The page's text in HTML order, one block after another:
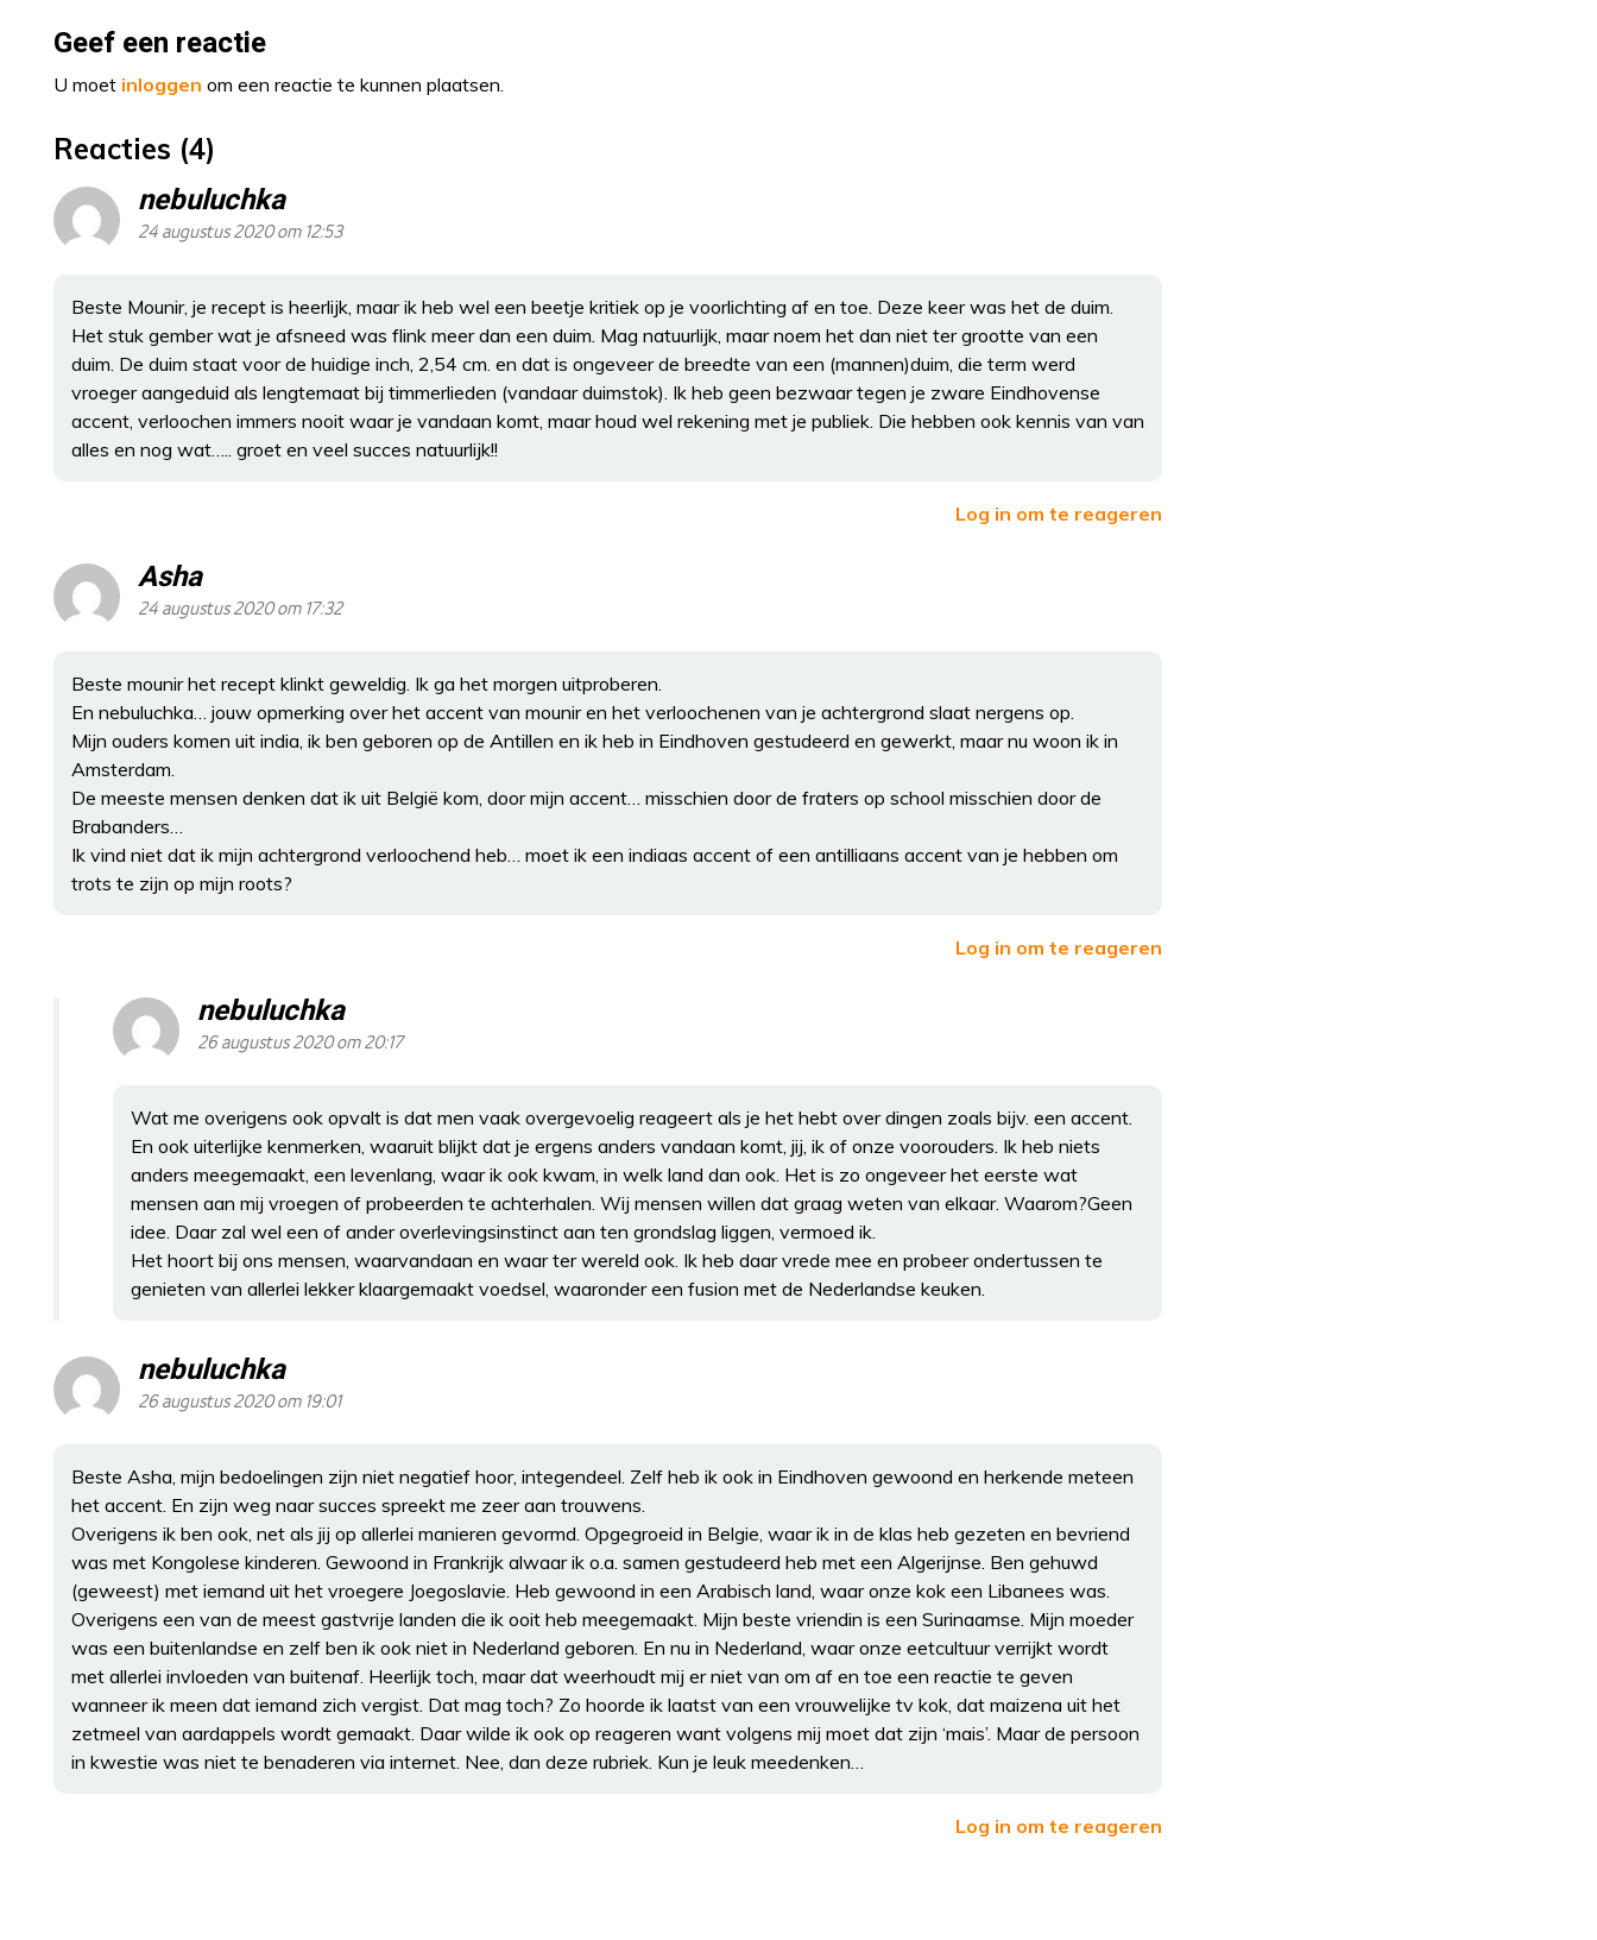
Geef een reactie
U moet inloggen om een reactie te kunnen plaatsen.
Reacties (4)
nebuluchka
24 augustus 2020 om 12:53
Beste Mounir, je recept is heerlijk, maar ik heb wel een beetje kritiek op je voorlichting af en toe. Deze keer was het de duim.
Het stuk gember wat je afsneed was flink meer dan een duim. Mag natuurlijk, maar noem het dan niet ter grootte van een
duim. De duim staat voor de huidige inch, 2,54 cm. en dat is ongeveer de breedte van een (mannen)duim, die term werd
vroeger aangeduid als lengtemaat bij timmerlieden (vandaar duimstok). Ik heb geen bezwaar tegen je zware Eindhovense
accent, verloochen immers nooit waar je vandaan komt, maar houd wel rekening met je publiek. Die hebben ook kennis van van
alles en nog wat….. groet en veel succes natuurlijk!!
Log in om te reageren
Asha
24 augustus 2020 om 17:32
Beste mounir het recept klinkt geweldig. Ik ga het morgen uitproberen.
En nebuluchka… jouw opmerking over het accent van mounir en het verloochenen van je achtergrond slaat nergens op.
Mijn ouders komen uit india, ik ben geboren op de Antillen en ik heb in Eindhoven gestudeerd en gewerkt, maar nu woon ik in
Amsterdam.
De meeste mensen denken dat ik uit België kom, door mijn accent… misschien door de fraters op school misschien door de
Brabanders…
Ik vind niet dat ik mijn achtergrond verloochend heb… moet ik een indiaas accent of een antilliaans accent van je hebben om
trots te zijn op mijn roots?
Log in om te reageren
nebuluchka
26 augustus 2020 om 20:17
Wat me overigens ook opvalt is dat men vaak overgevoelig reageert als je het hebt over dingen zoals bijv. een accent.
En ook uiterlijke kenmerken, waaruit blijkt dat je ergens anders vandaan komt, jij, ik of onze voorouders. Ik heb niets
anders meegemaakt, een levenlang, waar ik ook kwam, in welk land dan ook. Het is zo ongeveer het eerste wat
mensen aan mij vroegen of probeerden te achterhalen. Wij mensen willen dat graag weten van elkaar. Waarom?Geen
idee. Daar zal wel een of ander overlevingsinstinct aan ten grondslag liggen, vermoed ik.
Het hoort bij ons mensen, waarvandaan en waar ter wereld ook. Ik heb daar vrede mee en probeer ondertussen te
genieten van allerlei lekker klaargemaakt voedsel, waaronder een fusion met de Nederlandse keuken.
nebuluchka
26 augustus 2020 om 19:01
Beste Asha, mijn bedoelingen zijn niet negatief hoor, integendeel. Zelf heb ik ook in Eindhoven gewoond en herkende meteen
het accent. En zijn weg naar succes spreekt me zeer aan trouwens.
Overigens ik ben ook, net als jij op allerlei manieren gevormd. Opgegroeid in Belgie, waar ik in de klas heb gezeten en bevriend
was met Kongolese kinderen. Gewoond in Frankrijk alwaar ik o.a. samen gestudeerd heb met een Algerijnse. Ben gehuwd
(geweest) met iemand uit het vroegere Joegoslavie. Heb gewoond in een Arabisch land, waar onze kok een Libanees was.
Overigens een van de meest gastvrije landen die ik ooit heb meegemaakt. Mijn beste vriendin is een Surinaamse. Mijn moeder
was een buitenlandse en zelf ben ik ook niet in Nederland geboren. En nu in Nederland, waar onze eetcultuur verrijkt wordt
met allerlei invloeden van buitenaf. Heerlijk toch, maar dat weerhoudt mij er niet van om af en toe een reactie te geven
wanneer ik meen dat iemand zich vergist. Dat mag toch? Zo hoorde ik laatst van een vrouwelijke tv kok, dat maizena uit het
zetmeel van aardappels wordt gemaakt. Daar wilde ik ook op reageren want volgens mij moet dat zijn ‘mais’. Maar de persoon
in kwestie was niet te benaderen via internet. Nee, dan deze rubriek. Kun je leuk meedenken…
Log in om te reageren